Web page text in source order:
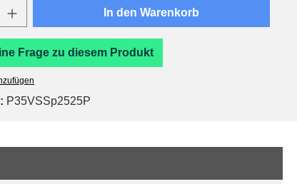
Gib den gewünschten Wert ein
In den Warenkorb
Frage zu diesem Produkt
P35VSSp2525P